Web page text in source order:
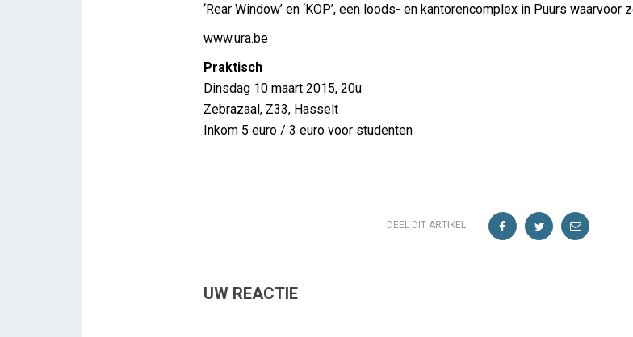
‘Rear Window’ en ‘KOP’, een loods- en kantorencomplex in Puurs
www.ura.be
Praktisch
Dinsdag 10 maart 2015, 20u
Zebrazaal, Z33, Hasselt
Inkom 5 euro / 3 euro voor studenten
DEEL DIT ARTIKEL:
UW REACTIE